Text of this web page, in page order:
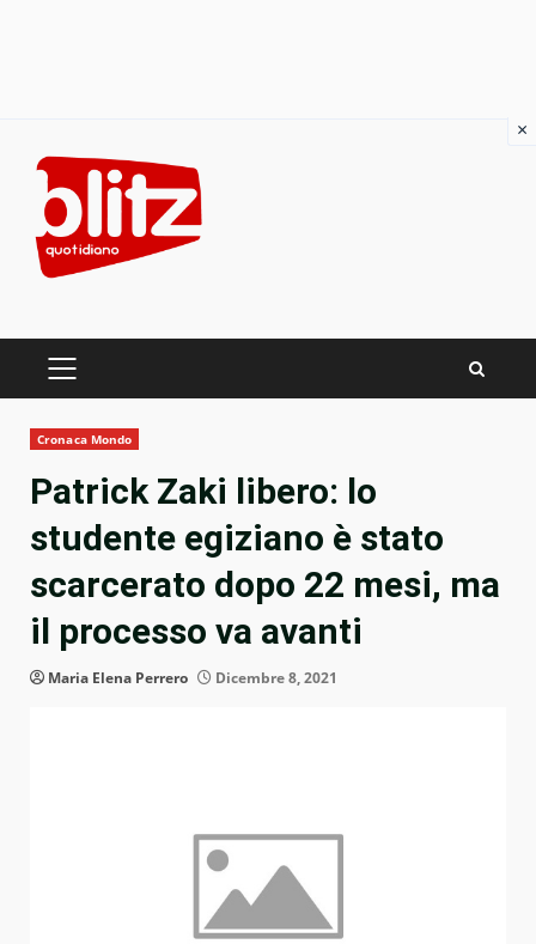
content
PRIMARY
Cronaca Mondo
Patrick Zaki libero: lo
studente egiziano è stato
scarcerato dopo 22 mesi, ma
il processo va avanti
Maria Elena Perrero Dicembre 8, 2021
×